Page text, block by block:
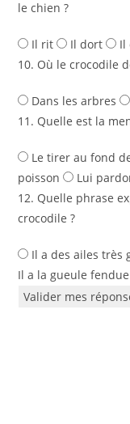
le chien ?
Il rit Il dort
Il
10. Où le crocodile
Dans les arbres
11. Quelle est la
Le tirer au fond
poisson
Lui
12. Quelle phrase
crocodile ?
Il a des ailes très
Il a la gueule
Valider mes